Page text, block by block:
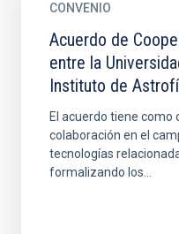
CONVENIO
Acuerdo de
entre la
Instituto de
El acuerdo tiene como
colaboración en el
tecnologías
formalizando los...